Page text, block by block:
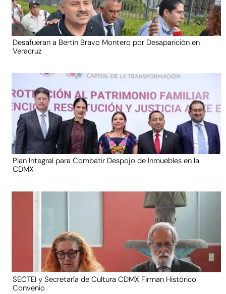
Desafueran a Bertín Bravo Montero por Desaparición en
Veracruz
Plan Integral para Combatir Despojo de Inmuebles en la
CDMX
SECTEI y Secretaría de Cultura CDMX Firman Histórico
Convenio